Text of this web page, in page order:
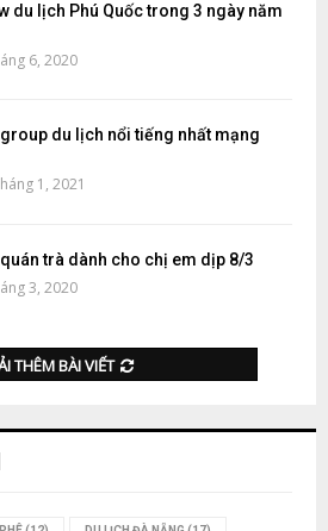
du lịch Phú Quốc trong 3 ngày năm
6, 2020
du lịch nổi tiếng nhất mạng
1, 2021
trà dành cho chị em dịp 8/3
3, 2020
THÊM BÀI VIẾT